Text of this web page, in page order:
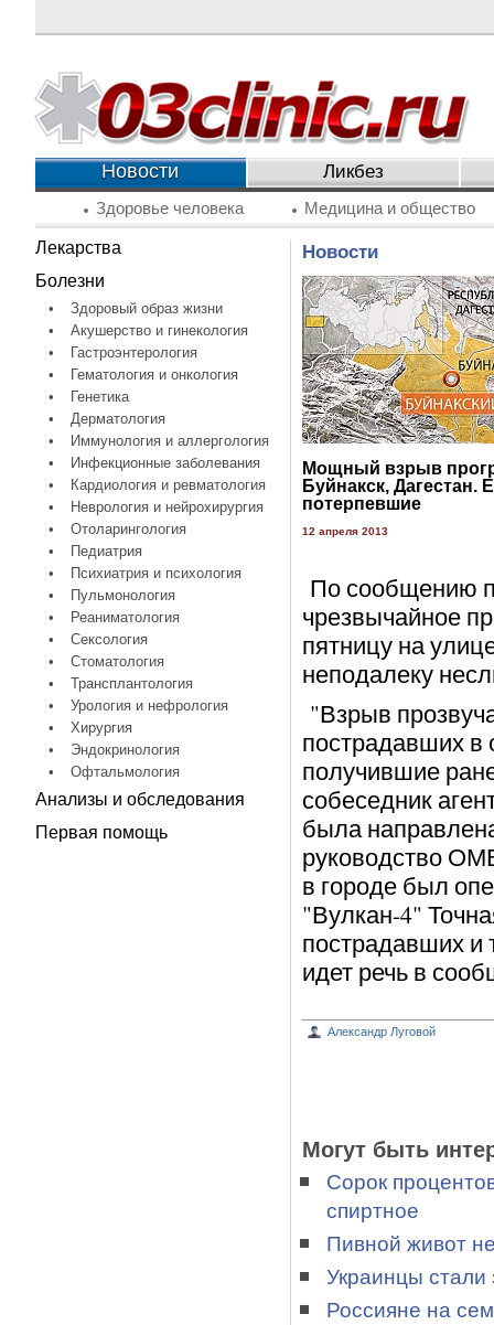
Новости Ликбез
Здоровье человека Медицина и общество
Лекарства
Болезни
•
Здоровый образ жизни
•
Акушерство и гинекология
•
Гастроэнтерология
•
Гематология и онкология
•
Генетика
•
Дерматология
•
Иммунология и аллергология
•
Инфекционные заболевания
•
Кардиология и ревматология
•
Неврология и нейрохирургия
•
Отоларингология
•
Педиатрия
•
Психиатрия и психология
•
Пульмонология
•
Реаниматология
•
Сексология
•
Стоматология
•
Трансплантология
•
Урология и нефрология
•
Хирургия
•
Эндокринология
•
Офтальмология
Анализы и обследования
Первая помощь
Новости
Мощный взрыв
Буйнакск, Дагестан.
потерпевшие
12 апреля 2013
По сообщению
чрезвычайное
пятницу на
неподалеку
"Взрыв
пострадавших
получившие
собеседник
была
руководство
в городе был
"Вулкан-4"
пострадавших и
идет речь в
Александр Луговой
Могут быть
Сорок
спиртное
Пивной живот
Украинцы стали
Россияне на